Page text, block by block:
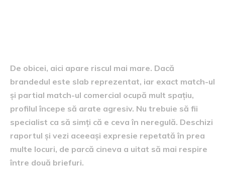
De obicei, aici apare riscul mai mare. Dacă
brandedul este slab reprezentat, iar exact match-ul
și partial match-ul comercial ocupă mult spațiu,
profilul începe să arate agresiv. Nu trebuie să fii
specialist ca să simți că e ceva în neregulă. Deschizi
raportul și vezi aceeași expresie repetată în prea
multe locuri, de parcă cineva a uitat să mai respire
între două briefuri.